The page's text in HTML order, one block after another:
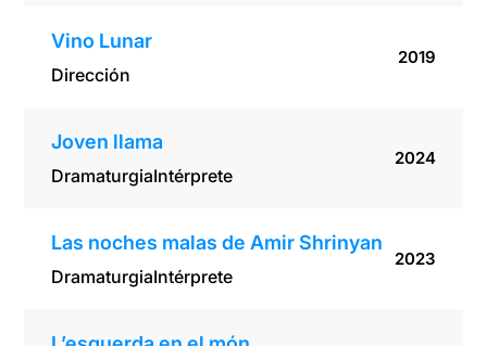
Vino Lunar
Dirección
2019
Joven llama
DramaturgiaIntérprete
2024
Las noches malas de Amir Shrinyan
DramaturgiaIntérprete
2023